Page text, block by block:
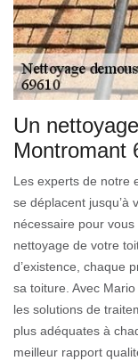
Un
Montromant
Les experts de notre
se déplacent jusqu’à
nécessaire pour
nettoyage de votre
d’existence, chaque
sa toiture. Avec
les solutions de
plus adéquates à
meilleur rapport